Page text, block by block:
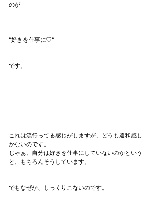
のが
“好きを仕事に♡“
です。
これは流行ってる感じがしますが、どうも違和感し
かないのです。
じゃぁ、自分は好きを仕事にしていないのかという
と、もちろんそうしています。
でもなぜか、しっくりこないのです。